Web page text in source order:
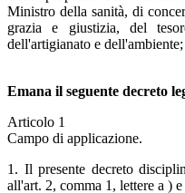
Ministro della sanità, di
grazia e giustizia, del
dell'artigianato e dell'ambiente;
Emana il seguente decreto
Articolo 1
Campo di applicazione.
1. Il presente decreto
all'art. 2, comma 1, lettere a )